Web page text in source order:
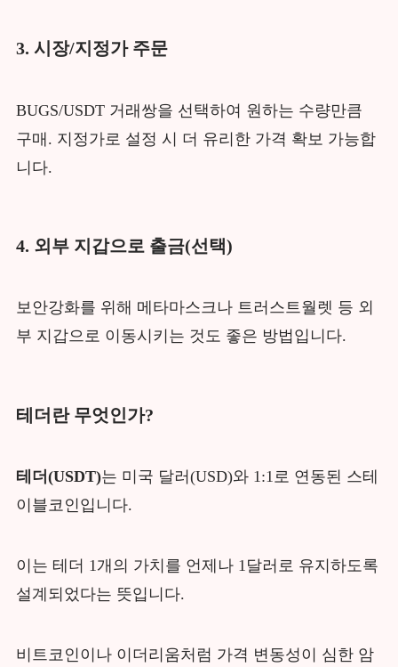
3. 시장/지정가 주문
BUGS/USDT 거래쌍을 선택하여 원하는 수량만큼
구매. 지정가로 설정 시 더 유리한 가격 확보 가능합
니다.
4. 외부 지갑으로 출금(선택)
보안강화를 위해 메타마스크나 트러스트월렛 등 외
부 지갑으로 이동시키는 것도 좋은 방법입니다.
테더란 무엇인가?
테더(USDT)는 미국 달러(USD)와 1:1로 연동된 스테
이블코인입니다.
이는 테더 1개의 가치를 언제나 1달러로 유지하도록
설계되었다는 뜻입니다.
비트코인이나 이더리움처럼 가격 변동성이 심한 암